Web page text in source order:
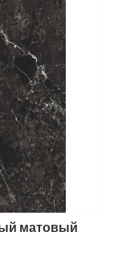
матовый